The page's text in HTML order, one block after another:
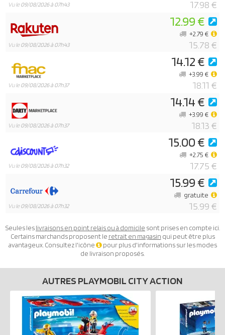
Vu le09/08/2026 à 07h43 17.98 €
Vu le09/08/2026 à 07h43
12.99 €
15.78 €
+2.79 €
Vu le09/08/2026 à 07h37
14.12 €
18.11 €
+3.99 €
Vu le09/08/2026 à 07h37
14.14 €
18.13 €
+3.99 €
Vu le09/08/2026 à 07h32
15.00 €
17.75 €
+2.75 €
Vu le09/08/2026 à 07h32
15.99 €
15.99 €
gratuite
Seules leslivraisons en point relais ou à domicile sont prises en compte ici.
Certains marchands proposent le retrait en magasin qui peut être plus
avantageux. Consultez l'icône
pour plus d'informations sur les modes
de livraison proposés.
AUTRES PLAYMOBIL CITY ACTION